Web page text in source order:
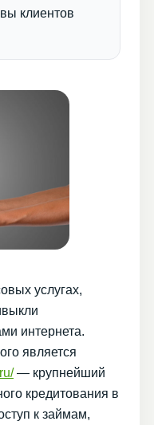
клиентов
услугах,
интернета.
является
— крупнейший
кредитования в
к займам,